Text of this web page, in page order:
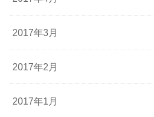
2017年3月
2017年2月
2017年1月